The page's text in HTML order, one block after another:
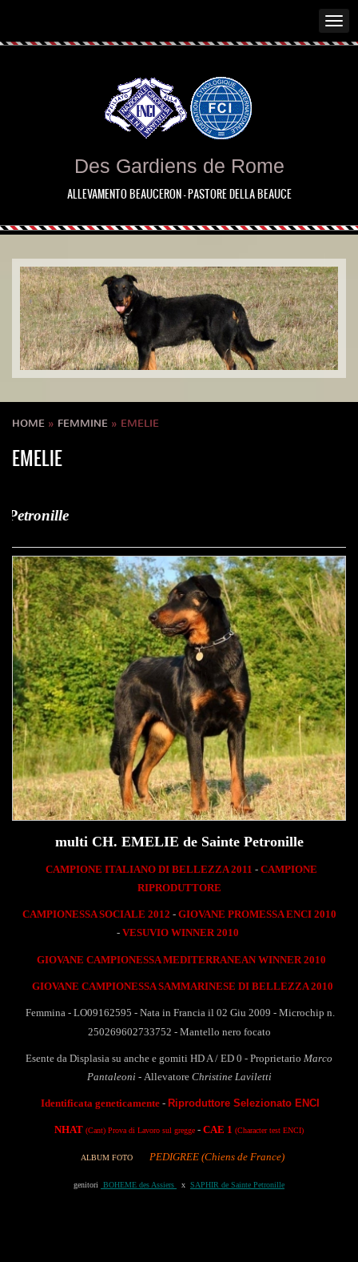
Des Gardiens de Rome
ALLEVAMENTO BEAUCERON - PASTORE DELLA BEAUCE
HOME » FEMMINE » EMELIE
EMELIE
multi CH. EMELIE de Sainte Petronille
CAMPIONE ITALIANO DI BELLEZZA 2011 - CAMPIONE
RIPRODUTTORE
CAMPIONESSA SOCIALE 2012 - GIOVANE PROMESSA ENCI 2010
- VESUVIO WINNER 2010
GIOVANE CAMPIONESSA MEDITERRANEAN WINNER 2010
GIOVANE CAMPIONESSA SAMMARINESE DI BELLEZZA 2010
Femmina - LO09162595 - Nata in Francia il 02 Giu 2009 - Microchip n.
250269602733752 - Mantello nero focato
Esente da Displasia su anche e gomiti HD A / ED 0 - Proprietario Marco
Pantaleoni - AllevatoreChristine Laviletti
Identificata geneticamente - Riproduttore Selezionato ENCI
NHAT (Cant) Prova di Lavoro sul gregge - CAE 1 (Character test ENCI)
ALBUM FOTO PEDIGREE (Chiens de France)
genitori BOHEME des Assiers x SAPHIR de Sainte Petronille